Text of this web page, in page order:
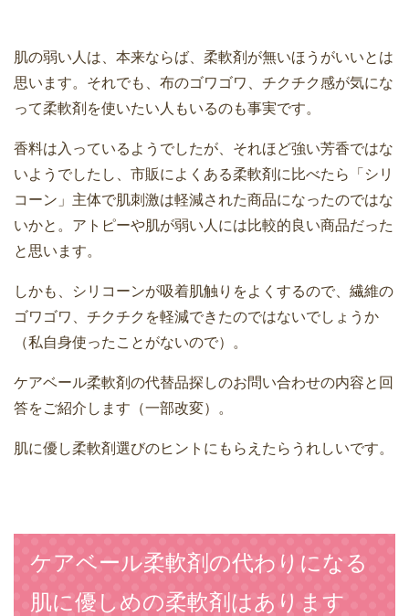
肌の弱い人は、本来ならば、柔軟剤が無いほうがいいとは
思います。それでも、布のゴワゴワ、チクチク感が気にな
って柔軟剤を使いたい人もいるのも事実です。
香料は入っているようでしたが、それほど強い芳香ではな
いようでしたし、市販によくある柔軟剤に比べたら「シリ
コーン」主体で肌刺激は軽減された商品になったのではな
いかと。アトピーや肌が弱い人には比較的良い商品だった
と思います。
しかも、シリコーンが吸着肌触りをよくするので、繊維の
ゴワゴワ、チクチクを軽減できたのではないでしょうか
（私自身使ったことがないので）。
ケアベール柔軟剤の代替品探しのお問い合わせの内容と回
答をご紹介します（一部改変）。
肌に優し柔軟剤選びのヒントにもらえたらうれしいです。
ケアベール柔軟剤の代わりになる
肌に優しめの柔軟剤はあります